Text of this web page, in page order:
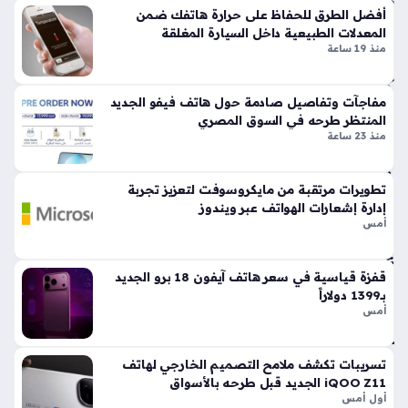
ق
هات
ف
جد
يد
بم
وا
فا
ت
تقن
غير
م
سب
وق
ة
منذ
16
إكس في اقتحام قطاع الاتصالات، حيث تسعى الشركة لتوسيع نطاق
خدمتها القائمة على الأقمار الاصطناعية من خلال دمج بنية تحتية
أفضل الطرق للحفاظ على حرارة هاتفك ضمن
المعدلات الطبيعية داخل السيارة المغلقة
منذ 19 ساعة
مفاجآت وتفاصيل صادمة حول هاتف فيفو الجديد
المنتظر طرحه في السوق المصري
منذ 23 ساعة
تطويرات مرتقبة من مايكروسوفت لتعزيز تجربة
إدارة إشعارات الهواتف عبر ويندوز
أمس
قفزة قياسية في سعر هاتف آيفون 18 برو الجديد
بـ1399 دولاراً
أمس
تسريبات تكشف ملامح التصميم الخارجي لهاتف
iQOO Z11 الجديد قبل طرحه بالأسواق
أول أمس